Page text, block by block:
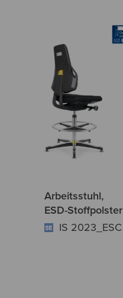
Arbeitsstuhl,
ESD-Stoffpolster
IS 2023_ESC